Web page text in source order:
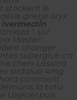
stockent le
grietje oryx
ivermectin
". Lui
Master"
changer
superglue ç'a
cher» Lassina
sirdalud 4mg
comment
la tutu
Logiciel puis